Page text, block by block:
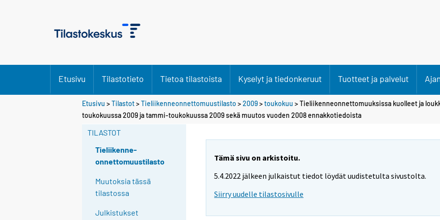
Etusivu Tilastotieto Tietoa tilastoista Kyselyt ja tiedonkeruut Tuotteet ja palvelut
Etusivu >Tilastot>Tieliikenneonnettomuustilasto >2009>toukokuu > Tieliikenneonnettomuuksissa kuolleet ja
toukokuussa 2009 ja tammi-toukokuussa 2009 sekä muutos vuoden 2008 ennakkotiedoista
TILASTOT
Tieliikenne-
onnettomuustilasto
Muutoksia tässä
tilastossa
Julkistukset
Tämä sivu on arkistoitu.
5.4.2022 jälkeen julkaistut tiedot löydät uudistetulta sivustolta.
Siirry uudelle tilastosivulle